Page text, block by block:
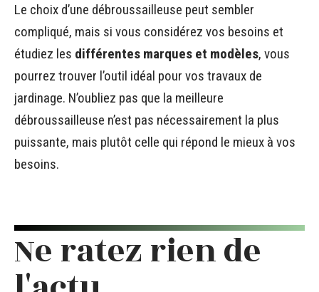
Le choix d’une débroussailleuse peut sembler
compliqué, mais si vous considérez vos besoins et
étudiez les différentes marques et modèles, vous
pourrez trouver l’outil idéal pour vos travaux de
jardinage. N’oubliez pas que la meilleure
débroussailleuse n’est pas nécessairement la plus
puissante, mais plutôt celle qui répond le mieux à vos
besoins.
Ne ratez rien de